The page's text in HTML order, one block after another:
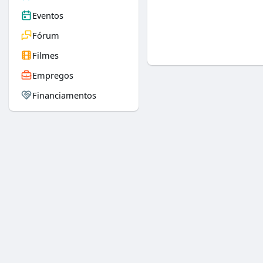
Eventos
Fórum
Filmes
Empregos
Financiamentos